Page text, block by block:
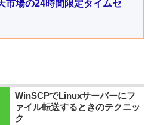
場の24時間限定タイムセ
WinSCPでLinuxサーバーにフ
ァイル転送するときのテクニッ
ク